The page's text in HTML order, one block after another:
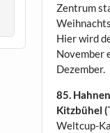
Zentrum
Hier wird
November
Dezember.
85.
Kitzbühel
Weltcup-